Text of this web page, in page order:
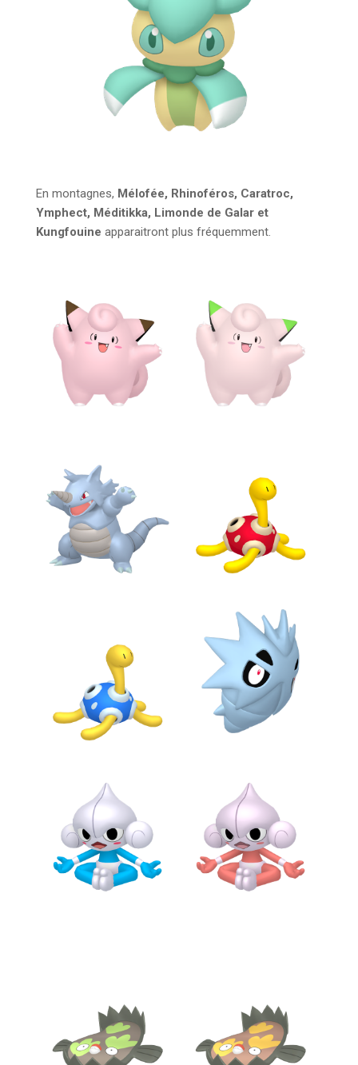
En montagnes, Mélofée, Rhinoféros, Caratroc,
Ymphect, Méditikka, Limonde de Galar et
Kungfouine apparaitront plus fréquemment.